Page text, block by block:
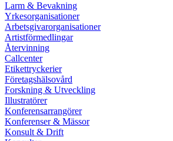
Larm & Bevakning
Yrkesorganisationer
Arbetsgivarorganisationer
Artistförmedlingar
Återvinning
Callcenter
Etikettryckerier
Företagshälsovård
Forskning & Utveckling
Illustratörer
Konferensarrangörer
Konferenser & Mässor
Konsult & Drift